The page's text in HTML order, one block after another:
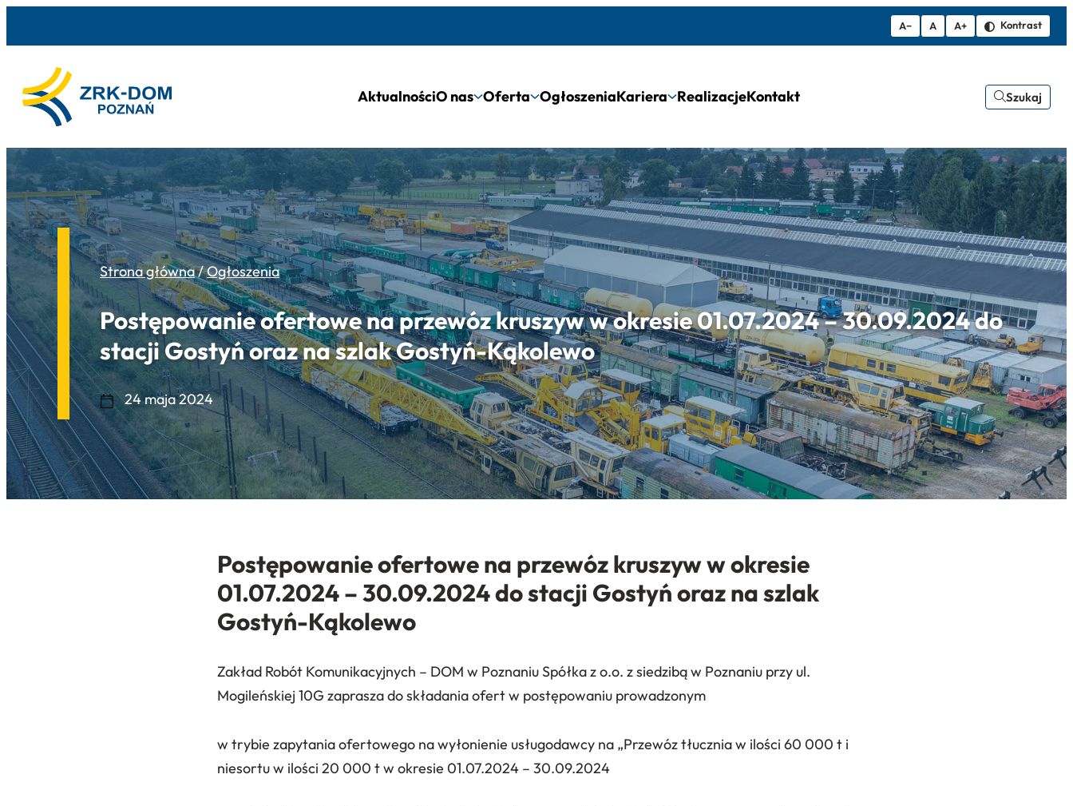
A− A A+ Kontrast
AktualnościO nas Oferta OgłoszeniaKariera RealizacjeKontakt Szukaj
Strona główna/Ogłoszenia
Postępowanie ofertowe na przewóz kruszyw w okresie 01.07.2024 – 30.09.2024 do
stacji Gostyń oraz na szlak Gostyń-Kąkolewo
24 maja 2024
Postępowanie ofertowe na przewóz kruszyw w okresie
01.07.2024 – 30.09.2024 do stacji Gostyń oraz na szlak
Gostyń-Kąkolewo
Zakład Robót Komunikacyjnych – DOM w Poznaniu Spółka z o.o. z siedzibą w Poznaniu przy ul.
Mogileńskiej 10G zaprasza do składania ofert w postępowaniu prowadzonym
w trybie zapytania ofertowego na wyłonienie usługodawcy na „Przewóz tłucznia w ilości 60 000 t i
niesortu w ilości 20 000 t w okresie 01.07.2024 – 30.09.2024